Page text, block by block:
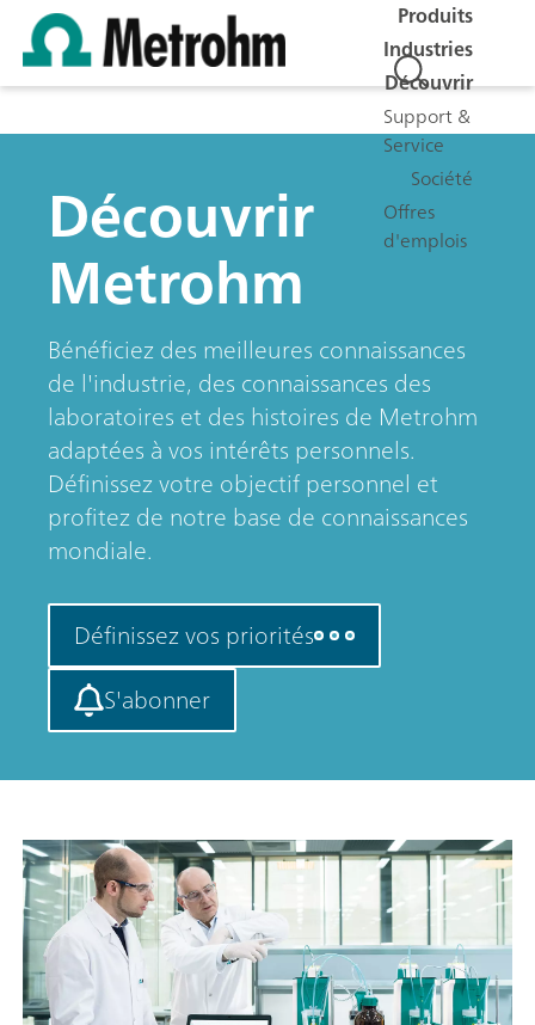
Produits
Industries
Découvrir
Support &
Service
Société
Offres
d'emplois
Découvrir
Metrohm
Bénéficiez des meilleures connaissances
de l'industrie, des connaissances des
laboratoires et des histoires de Metrohm
adaptées à vos intérêts personnels.
Définissez votre objectif personnel et
profitez de notre base de connaissances
mondiale.
Définissez vos priorités
S'abonner